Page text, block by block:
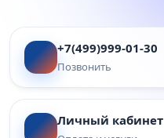
+7(499)999-01-30
Позвонить
Личный кабинет